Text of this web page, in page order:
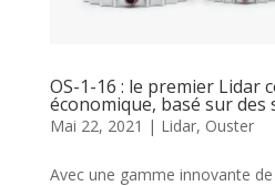
OS-1-16 : le premier Lidar
économique, basé sur des
Mai 22, 2021 | Lidar, Ouster
Avec une gamme innovante